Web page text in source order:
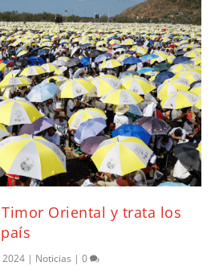
Timor Oriental y trata los
2024 | Noticias |0